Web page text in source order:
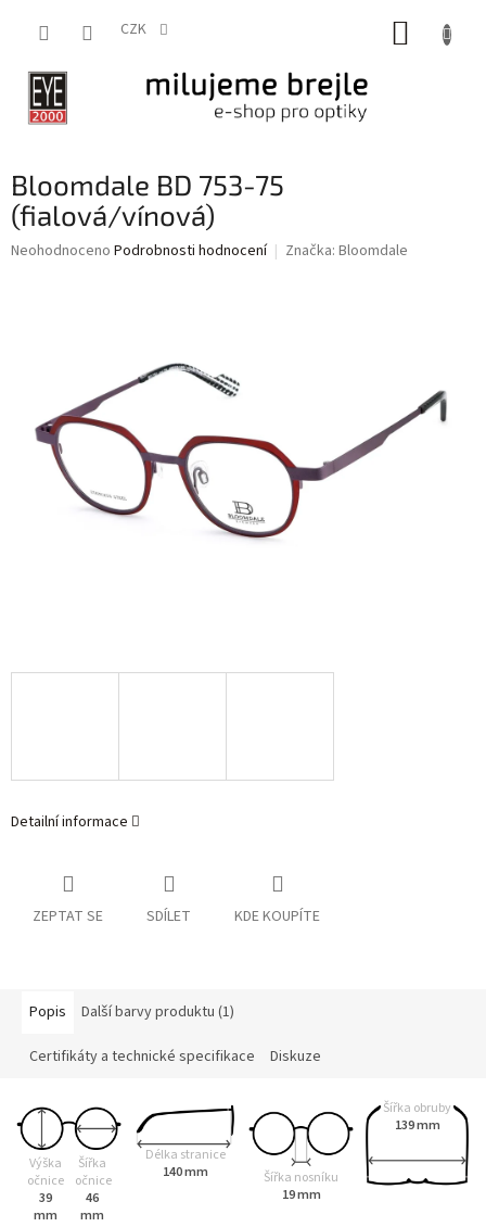
CZK
Bloomdale BD 753-75
(fialová/vínová)
Průměrné
Neohodnoceno Podrobnosti hodnocení Značka: Bloomdale
Detailní informace
ZEPTAT SE SDÍLET KDE KOUPÍTE
Popis Další barvy produktu (1)
Certifikáty a technické specifikace Diskuze
Výška
očnice
39
mm
Šířka
očnice
46
mm
Délka stranice
140 mm
Šířka nosníku
19 mm
Šířka obruby
139 mm